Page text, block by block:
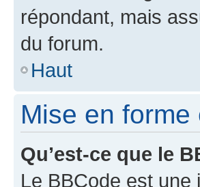
répondant, mais
du forum.
Haut
Mise en
Qu’est-ce que le
Le BBCode est une